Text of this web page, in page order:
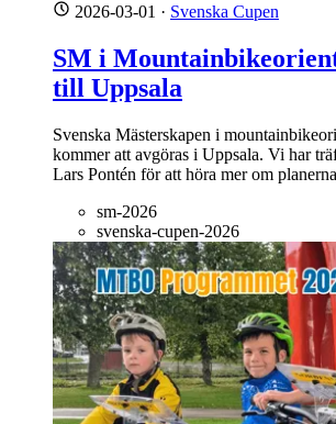
2026-03-01 · Svenska Cupen
SM i
till Uppsala
Svenska Mästerskapen i
kommer att avgöras i Uppsala. Vi har
Lars Pontén för att höra mer om
sm-2026
svenska-cupen-2026